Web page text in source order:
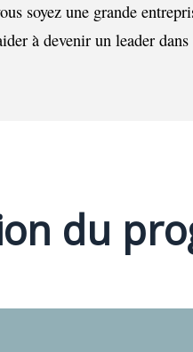
soyez une grande
à devenir un leader
du